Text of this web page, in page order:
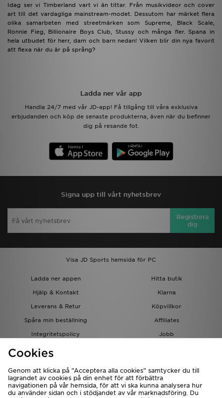
Idag ser vi Timberland vart vi än tittar. Från musikvideor och cover
art till det vardagliga mainstream-modet. Dessutom har märket flera
olika samarbeten med streetmärken som Supreme, Black Scale,
Ronnie Fieg, Billionaire Boys Club, Stussy och många fler. Spana in
hela utbudet för herr, dam och barn nedan! Vilken blir din nya favorit
att flexa när du är på språng?
Ladda ner vår app
Handla 24/7 med vår JD-app! Få tillgång till våra exklusiva
erbjudanden och köp de senaste produkterna, även när du befinner
dig på resande fot.
Signa upp till vårt nyhetsbrev
Registrera
dig
Visa JD Sports hemsida för PC
Ladda ner appen
Hitta butik
Hjälp & Kontakt
Klarna
Leverans & Retur
Köpvillkor
Spåra min beställning
Affiliates
Integritetspolicy
Jobb
JD-bloggen
Cookies
Genom att klicka på ”Acceptera alla cookies” samtycker du till
lagrandet av cookies på din enhet för att förbättra
navigationen på vår hemsida, för att vi ska kunna analysera hur
du använder sidan och i stödjandet av vår marknadsföring. Du